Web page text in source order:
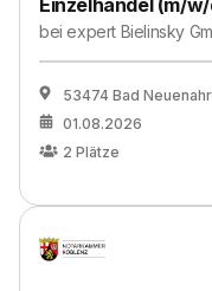
Einzelhandel (m/
beiexpert Bielinsky
53474 Bad
01.08.2026
2 Plätze